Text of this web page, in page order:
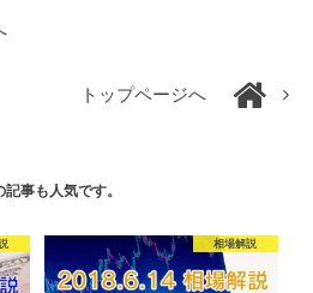
トップページへ
記事も人気です。
相場解説